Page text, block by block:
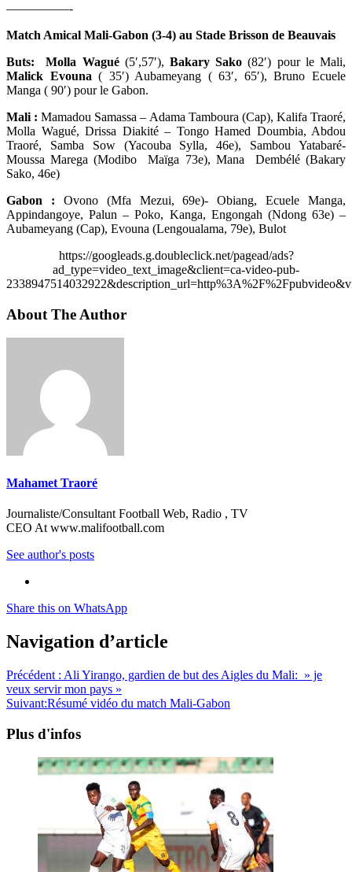
—————-
Match Amical Mali-Gabon (3-4) au Stade Brisson de Beauvais
Buts:
Molla Wagué(5′,57′),Bakary Sako (82′) pour le Mali,
Malick Evouna ( 35′) Aubameyang ( 63′, 65′), Bruno Ecuele
Manga ( 90′) pour le Gabon.
Mali : Mamadou Samassa – Adama Tamboura (Cap), Kalifa Traoré,
Molla Wagué, Drissa Diakité – Tongo Hamed Doumbia, Abdou
Traoré, Samba Sow (Yacouba Sylla, 46e), Sambou Yatabaré-
Moussa Marega (Modibo Maïga 73e), Mana Dembélé (Bakary
Sako, 46e)
Gabon :
Ovono (Mfa Mezui, 69e)- Obiang, Ecuele Manga,
Appindangoye, Palun – Poko, Kanga, Engongah (Ndong 63e) –
Aubameyang (Cap), Evouna (Lengoualama, 79e), Bulot
https://googleads.g.doubleclick.net/pagead/ads?
ad_type=video_text_image&client=ca-video-pub-
About The Author
Mahamet Traoré
Journaliste/Consultant Football Web, Radio , TV
CEO At www.malifootball.com
See author's posts
Share this on WhatsApp
Navigation d’article
Précédent : Ali Yirango, gardien de but des Aigles du Mali: » je
veux servir mon pays »
Suivant:Résumé vidéo du match Mali-Gabon
Plus d'infos